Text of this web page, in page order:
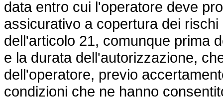
data entro cui l'operatore deve
assicurativo a copertura dei
dell'articolo 21, comunque prima
e la durata dell'autorizzazione,
dell'operatore, previo
condizioni che ne hanno